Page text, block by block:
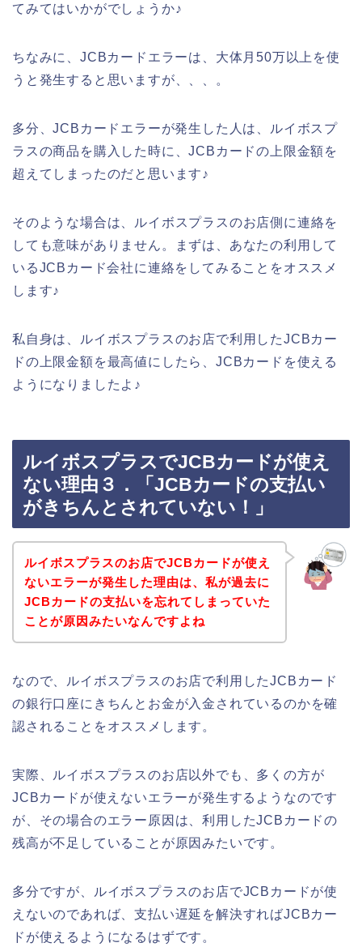
てみてはいかがでしょうか♪
ちなみに、JCBカードエラーは、大体月50万以上を使
うと発生すると思いますが、、、。
多分、JCBカードエラーが発生した人は、ルイボスプ
ラスの商品を購入した時に、JCBカードの上限金額を
超えてしまったのだと思います♪
そのような場合は、ルイボスプラスのお店側に連絡を
しても意味がありません。まずは、あなたの利用して
いるJCBカード会社に連絡をしてみることをオススメ
します♪
私自身は、ルイボスプラスのお店で利用したJCBカー
ドの上限金額を最高値にしたら、JCBカードを使える
ようになりましたよ♪
ルイボスプラスでJCBカードが使え
ない理由３．「JCBカードの支払い
がきちんとされていない！」
ルイボスプラスのお店でJCBカードが使え
ないエラーが発生した理由は、私が過去に
JCBカードの支払いを忘れてしまっていた
ことが原因みたいなんですよね
なので、ルイボスプラスのお店で利用したJCBカード
の銀行口座にきちんとお金が入金されているのかを確
認されることをオススメします。
実際、ルイボスプラスのお店以外でも、多くの方が
JCBカードが使えないエラーが発生するようなのです
が、その場合のエラー原因は、利用したJCBカードの
残高が不足していることが原因みたいです。
多分ですが、ルイボスプラスのお店でJCBカードが使
えないのであれば、支払い遅延を解決すればJCBカー
ドが使えるようになるはずです。